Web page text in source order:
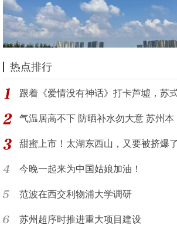
热点排行
跟着《爱情没有神话》打卡芦墟，苏
气温居高不下 防晒补水勿大意 苏州本
甜蜜上市！太湖东西山，又要被挤爆
今晚一起来为中国姑娘加油！
范波在西交利物浦大学调研
苏州超序时推进重大项目建设